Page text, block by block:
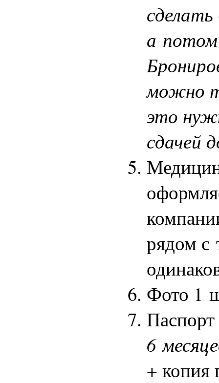
сделать
а
можно
это
сдачей
рядом с
Фото 1
Паспорт
6
+ копия